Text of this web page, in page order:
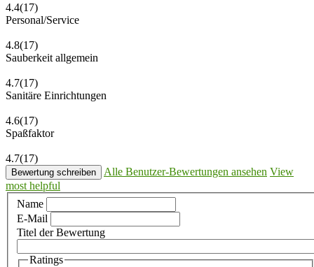
4.4(17)
Personal/Service
4.8(17)
Sauberkeit allgemein
4.7(17)
Sanitäre Einrichtungen
4.6(17)
Spaßfaktor
4.7(17)
Bewertung schreiben Alle Benutzer-Bewertungen ansehen View
most helpful
Name
E-Mail
Titel der Bewertung
Ratings